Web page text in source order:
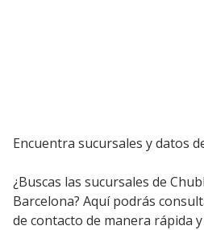
Encuentra sucursales y datos
¿Buscas las sucursales de
Barcelona? Aquí podrás
de contacto de manera rápida